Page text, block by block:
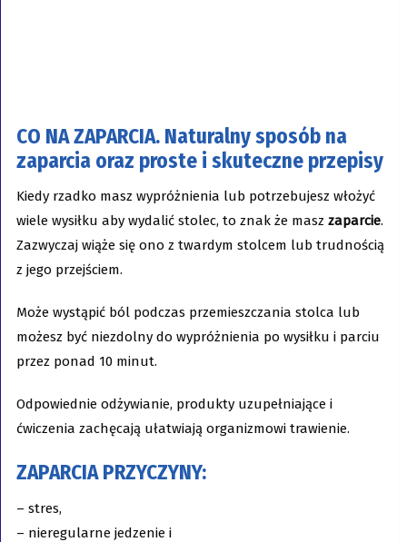
CO NA ZAPARCIA. Naturalny sposób na
zaparcia oraz proste i skuteczne przepisy
Kiedy rzadko masz wypróżnienia lub potrzebujesz włożyć
wiele wysiłku aby wydalić stolec, to znak że masz zaparcie.
Zazwyczaj wiąże się ono z twardym stolcem lub trudnością
z jego przejściem.
Może wystąpić ból podczas przemieszczania stolca lub
możesz być niezdolny do wypróżnienia po wysiłku i parciu
przez ponad 10 minut.
Odpowiednie odżywianie, produkty uzupełniające i
ćwiczenia zachęcają ułatwiają organizmowi trawienie.
ZAPARCIA PRZYCZYNY:
– stres,
– nieregularne jedzenie i